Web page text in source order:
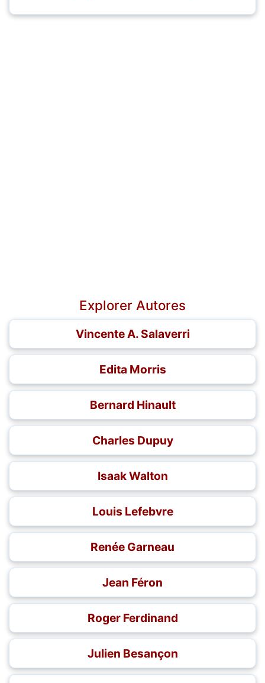
Explorer Autores
Vincente A. Salaverri
Edita Morris
Bernard Hinault
Charles Dupuy
Isaak Walton
Louis Lefebvre
Renée Garneau
Jean Féron
Roger Ferdinand
Julien Besançon